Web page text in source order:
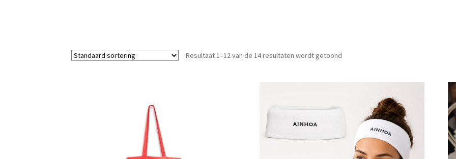
Resultaat 1–12 van de 14 resultaten wordt getoond